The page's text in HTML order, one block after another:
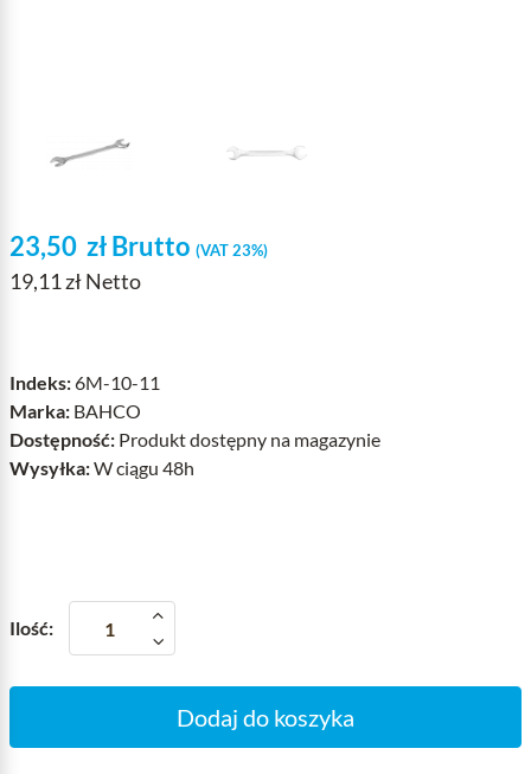
23,50 złBrutto (VAT 23%)
19,11 zł Netto
Indeks:6M-10-11
Marka: BAHCO
Dostępność: Produkt dostępny na magazynie
Wysyłka:W ciągu 48h
Ilość:
Dodaj do koszyka